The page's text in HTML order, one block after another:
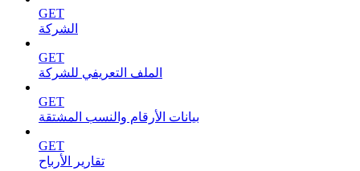
GET
الشركة
GET
الملف التعريفي للشركة
GET
بيانات الأرقام والنسب المشتقة
GET
تقارير الأرباح